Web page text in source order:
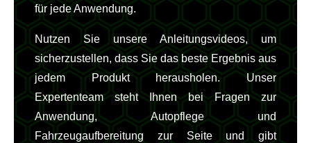
für jede Anwendung.
Nutzen Sie unsere Anleitungsvideos, um
sicherzustellen, dass Sie das beste Ergebnis aus
jedem Produkt herausholen. Unser
Expertenteam steht Ihnen bei Fragen zur
Anwendung, Autopflege und
Fahrzeugaufbereitung zur Seite und gibt